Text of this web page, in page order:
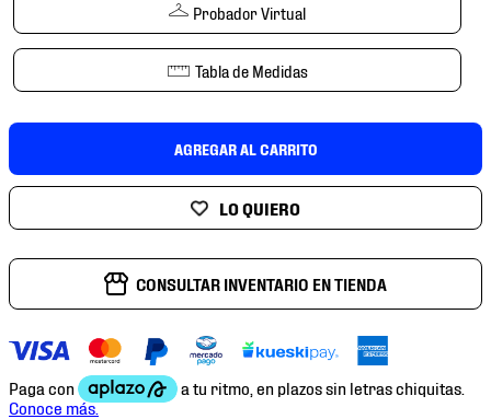
Probador Virtual
Tabla de Medidas
AGREGAR AL CARRITO
CONSULTAR INVENTARIO EN TIENDA
10. tenis nike